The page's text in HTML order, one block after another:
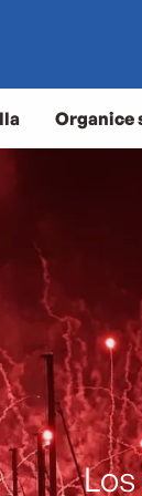
Organice
Los